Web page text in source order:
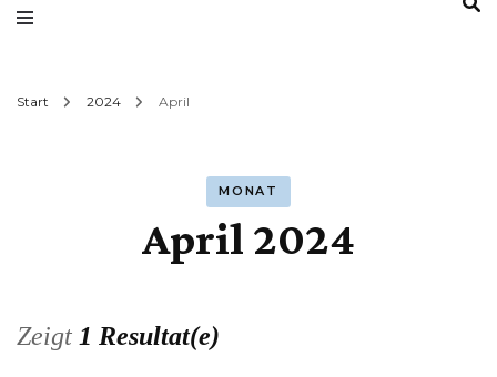
Start 2024 April
MONAT
April 2024
Zeigt 1 Resultat(e)